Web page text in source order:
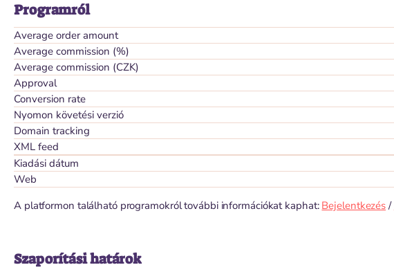
Programról
Average order amount
Average commission (%)
Average commission (CZK)
Approval
Conversion rate
Nyomon követési verzió
Domain tracking
XML feed
Kiadási dátum
Web
A platformon található programokról további információkat kaphat: Bejelentkezés/
Szaporítási határok